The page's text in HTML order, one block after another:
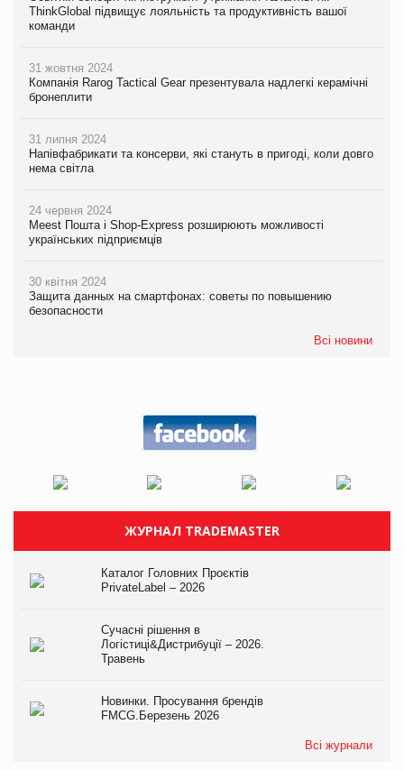
ThinkGlobal підвищує лояльність та продуктивність вашої
команди
31 жовтня 2024
Компанія Rarog Tactical Gear презентувала надлегкі керамічні
бронеплити
31 липня 2024
Напівфабрикати та консерви, які стануть в пригоді, коли довго
нема світла
24 червня 2024
Meest Пошта і Shop-Express розширюють можливості
українських підприємців
30 квітня 2024
Защита данных на смартфонах: советы по повышению
безопасности
Всі новини
ЖУРНАЛ TRADEMASTER
Каталог Головних Проєктів
PrivateLabel – 2026
Сучасні рішення в
Логістиці&Дистрибуції – 2026.
Травень
Новинки. Просування брендів
FMCG.Березень 2026
Всі журнали